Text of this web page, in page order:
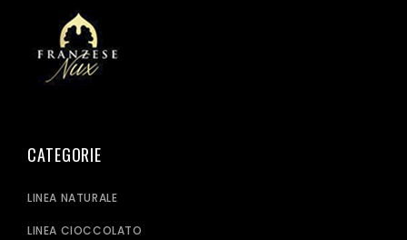
CATEGORIE
LINEA NATURALE
LINEA CIOCCOLATO